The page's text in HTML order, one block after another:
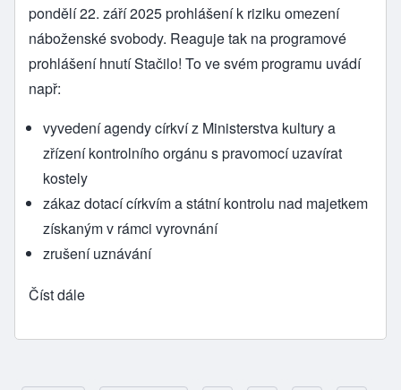
pondělí 22. září 2025 prohlášení k riziku omezení
náboženské svobody. Reaguje tak na programové
prohlášení hnutí Stačilo! To ve svém programu uvádí
např:
vyvedení agendy církví z Ministerstva kultury a
zřízení kontrolního orgánu s pravomocí uzavírat
kostely
zákaz dotací církvím a státní kontrolu nad majetkem
získaným v rámci vyrovnání
zrušení uznávání
Číst dále